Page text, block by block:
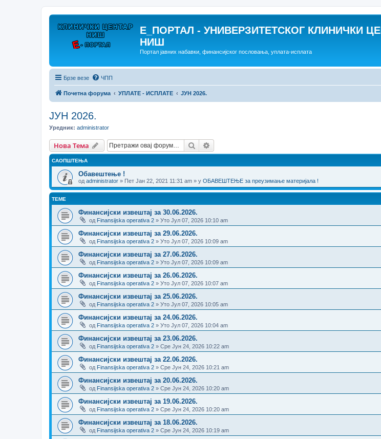
E_ПОРТАЛ - УНИВЕРЗИТЕТСКОГ КЛИНИЧКИ
НИШ
Портал јавних набавки, финансијског пословања, уплата-исплата
Брзе везе ЧПП
Почетна форума УПЛАТЕ - ИСПЛАТЕ ЈУН 2026.
ЈУН 2026.
Уредник: administrator
Нова Тема Претрага
САОПШТЕЊА
Обавештење !
од administrator » Пет Јан 22, 2021 11:31 am » у ОБАВЕШТЕЊЕ за преузимање материјала !
ТЕМЕ
Финансијски извештај за 30.06.2026.
од Finansijska operativa 2 » Уто Јул 07, 2026 10:10 am
Финансијски извештај за 29.06.2026.
од Finansijska operativa 2 » Уто Јул 07, 2026 10:09 am
Финансијски извештај за 27.06.2026.
од Finansijska operativa 2 » Уто Јул 07, 2026 10:09 am
Финансијски извештај за 26.06.2026.
од Finansijska operativa 2 » Уто Јул 07, 2026 10:07 am
Финансијски извештај за 25.06.2026.
од Finansijska operativa 2 » Уто Јул 07, 2026 10:05 am
Финансијски извештај за 24.06.2026.
од Finansijska operativa 2 » Уто Јул 07, 2026 10:04 am
Финансијски извештај за 23.06.2026.
од Finansijska operativa 2 » Сре Јун 24, 2026 10:22 am
Финансијски извештај за 22.06.2026.
од Finansijska operativa 2 » Сре Јун 24, 2026 10:21 am
Финансијски извештај за 20.06.2026.
од Finansijska operativa 2 » Сре Јун 24, 2026 10:20 am
Финансијски извештај за 19.06.2026.
од Finansijska operativa 2 » Сре Јун 24, 2026 10:20 am
Финансијски извештај за 18.06.2026.
од Finansijska operativa 2 » Сре Јун 24, 2026 10:19 am